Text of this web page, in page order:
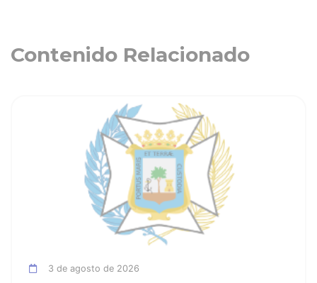
Contenido Relacionado
3 de agosto de 2026